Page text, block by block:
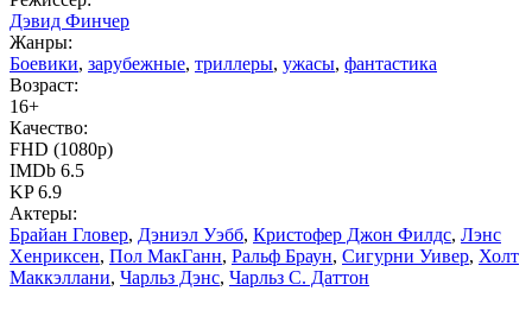
Дэвид Финчер
Жанры:
Боевики, зарубежные, триллеры, ужасы, фантастика
Возраст:
16+
Качество:
FHD (1080p)
IMDb 6.5
KP 6.9
Актеры:
Брайан Гловер, Дэниэл Уэбб, Кристофер Джон Филдс, Лэнс
Хенриксен, Пол МакГанн, Ральф Браун, Сигурни Уивер, Холт
Маккэллани, Чарльз Дэнс, Чарльз С. Даттон